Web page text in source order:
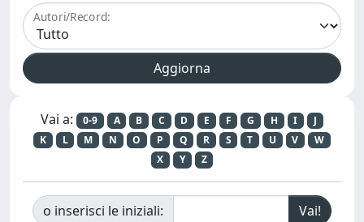
Autori/Record:
Vai a: 0-9 A B C D E F G H I
J
K
L M N O P Q R S T U V
W
X
Y Z
o inserisci le iniziali: